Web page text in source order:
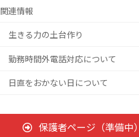
関連情報
生きる力の土台作り
勤務時間外電話対応について
日直をおかない日について
保護者ページ（準備中）